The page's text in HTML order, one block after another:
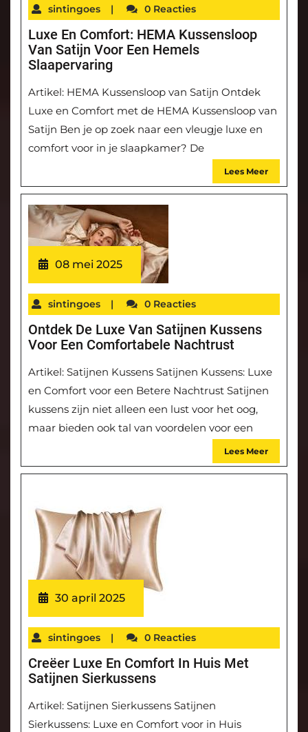
sintingoes | 0 Reacties
Luxe En Comfort: HEMA Kussensloop
Van Satijn Voor Een Hemels
Slaapervaring
Artikel: HEMA Kussensloop van Satijn Ontdek
Luxe en Comfort met de HEMA Kussensloop van
Satijn Ben je op zoek naar een vleugje luxe en
comfort voor in je slaapkamer? De
Lees Meer
08 mei 2025
sintingoes | 0 Reacties
Ontdek De Luxe Van Satijnen Kussens
Voor Een Comfortabele Nachtrust
Artikel: Satijnen Kussens Satijnen Kussens: Luxe
en Comfort voor een Betere Nachtrust Satijnen
kussens zijn niet alleen een lust voor het oog,
maar bieden ook tal van voordelen voor een
Lees Meer
30 april 2025
sintingoes | 0 Reacties
Creëer Luxe En Comfort In Huis Met
Satijnen Sierkussens
Artikel: Satijnen Sierkussens Satijnen
Sierkussens: Luxe en Comfort voor in Huis